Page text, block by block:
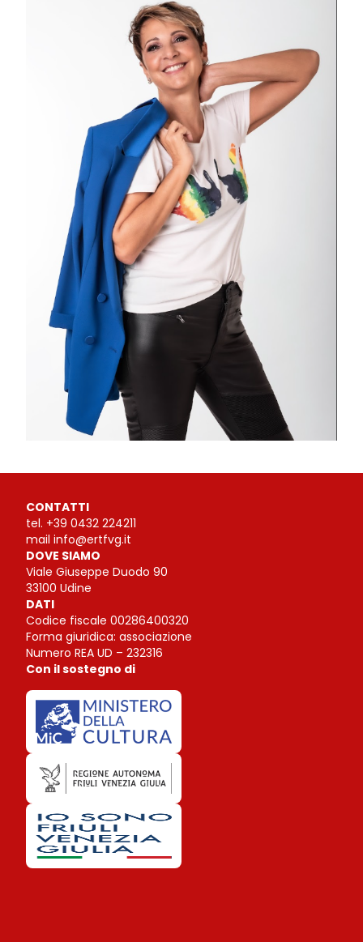
CONTATTI
tel. +39 0432 224211
mail info@ertfvg.it
DOVE SIAMO
Viale Giuseppe Duodo 90
33100 Udine
DATI
Codice fiscale 00286400320
Forma giuridica: associazione
Numero REA UD – 232316
Con il sostegno di